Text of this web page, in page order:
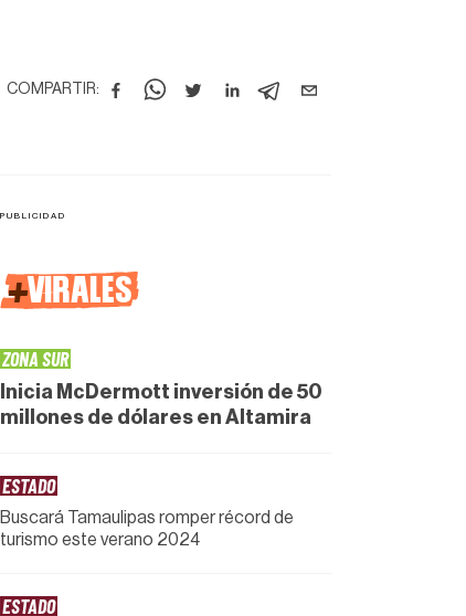
COMPARTIR:
+VIRALES
ZONA SUR
Inicia McDermott inversión de 50
millones de dólares en Altamira
ESTADO
Buscará Tamaulipas romper récord de
turismo este verano 2024
ESTADO